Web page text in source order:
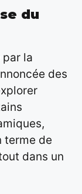
du
par la
des
terme de
dans un